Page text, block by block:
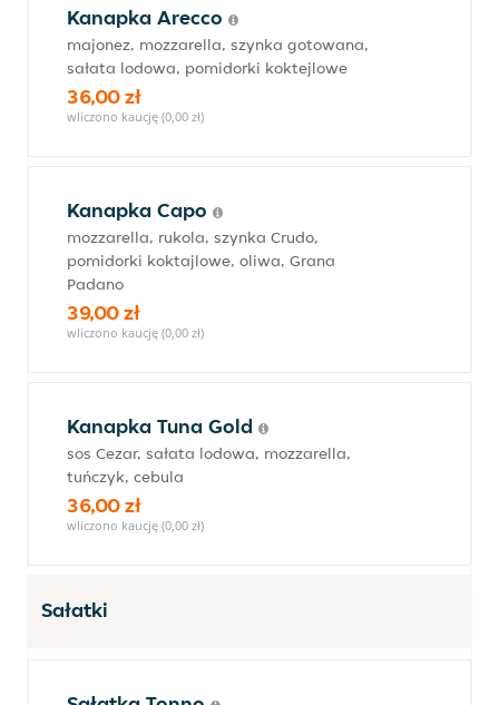
Kanapka Arecco
majonez, mozzarella, szynka gotowana,
sałata lodowa, pomidorki koktejlowe
36,00 zł
wliczono kaucję (0,00 zł)
Kanapka Capo
mozzarella, rukola, szynka Crudo,
pomidorki koktajlowe, oliwa, Grana
Padano
39,00 zł
wliczono kaucję (0,00 zł)
Kanapka Tuna Gold
sos Cezar, sałata lodowa, mozzarella,
tuńczyk, cebula
36,00 zł
wliczono kaucję (0,00 zł)
Sałatki